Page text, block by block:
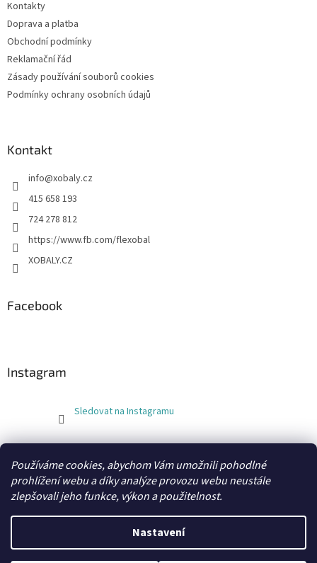
Používáme cookies, abychom Vám umožnili pohodlné
prohlížení webu a díky analýze provozu webu neustále
zlepšovali jeho funkce, výkon a použitelnost.
Nastavení
Kontakty
Doprava a platba
Obchodní podmínky
Reklamační řád
Zásady používání souborů cookies
Podmínky ochrany osobních údajů
Kontakt
info@xobaly.cz
415 658 193
724 278 812
https://www.fb.com/flexobal
XOBALY.CZ
Facebook
Instagram
Sledovat na Instagramu